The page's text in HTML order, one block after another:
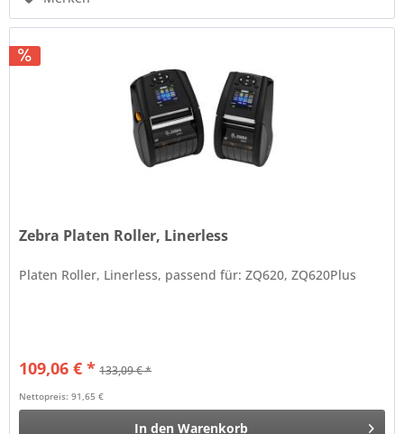
Zebra Platen Roller, Linerless
Platen Roller, Linerless, passend für: ZQ620, ZQ620Plus
109,06 € * 133,09 € *
Nettopreis: 91,65 €
In den Warenkorb